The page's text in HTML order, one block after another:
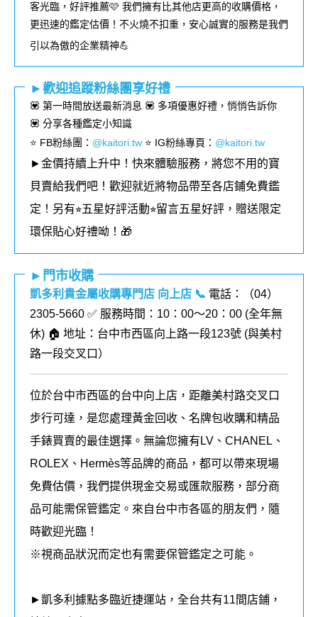
客光臨，好評推薦🩷 我們擁有比其他店更高的收購價格，
更迅速的鑑定估價！不火燒不扣重，安心誠實的服務是我們
引以為傲的企業精神💪
►歡迎追蹤粉絲團享好禮
💟 第一時間放送最新消息 💟 多項優惠好禮，悄悄告訴你
💟 分享各種鑑定小知識
⭐️ FB粉絲團 ： @kaitori.tw ⭐️ IG粉絲專頁 ： @kaitori.tw
►金價持續上升中！快來體驗服務，將您不用的寶
貝賣給我們吧！歡迎就近將物品帶至各店鋪免費鑑
定！ 另有⭐︎五星好評活動⭐︎留言五星好評，贈送限定
環保貼心好禮呦！🎁
►門市收購
凱多利貴金屬收購專門店 向上店 📞 電話：（04）
2305-5660 ✅ 服務時間：10：00～20：00 (全年無
休) 🏠 地址：台中市西區向上路一段123號 (與美村
路一段交叉口 ）
位於台中市西區的台中向上店，距離美村路交叉口
步行可達，是您處理黃金回收、名牌包收購和精品
手錶買賣的最佳選擇。無論您擁有LV、CHANEL、
ROLEX、Hermès等品牌的商品，都可以帶來現場
免費估價，我們提供現金交易或匯款服務，部分商
品可能需保管鑑定。來自台中市各區的朋友們，隨
時歡迎光臨！
※視商品狀況而定也有需要保管鑑定之可能。
►凱多利據點多臨近捷運站，全台共有11間店鋪，